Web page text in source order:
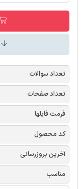
تعداد سوالات
تعداد صفحات
فرمت فایلها
کد محصول
آخرین بروزرسانی
مناسب